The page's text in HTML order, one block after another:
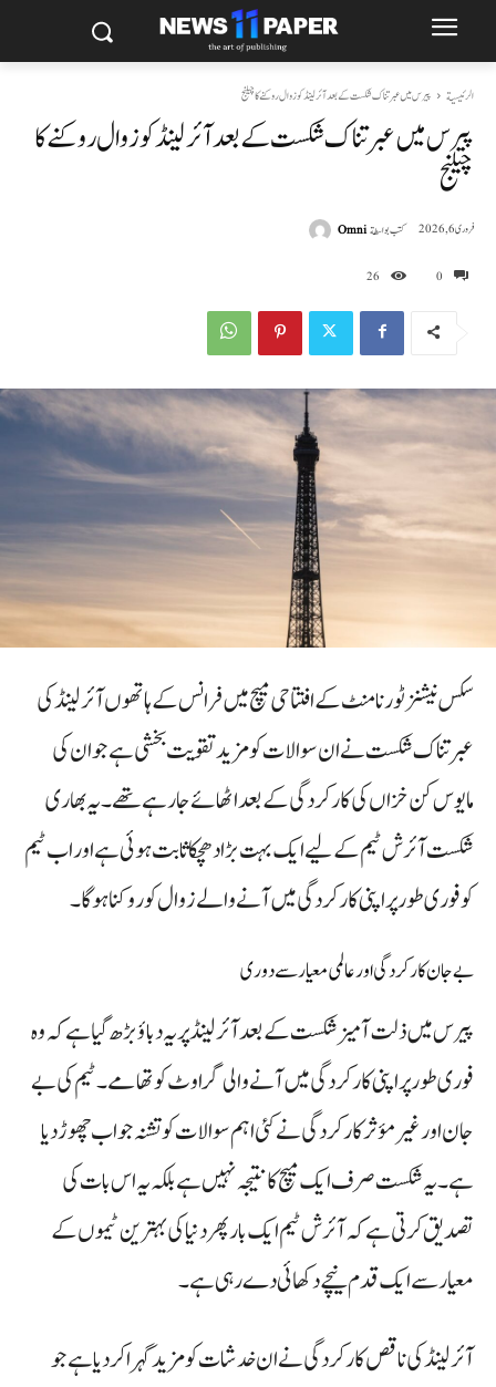
الرئيسية پیرس میں عبرتناک شکست کے بعد آئرلینڈ کو زوال روکنے کا چیلنج
پیرس میں عبرتناک شکست کے بعد آئرلینڈ کو زوال روکنے کا
چیلنج
0
26
فروری 6, 2026 كتب بواسطةOmni
سکس نیشنز ٹورنامنٹ کے افتتاحی میچ میں فرانس کے ہاتھوں آئرلینڈ کی
عبرتناک شکست نے ان سوالات کو مزید تقویت بخشی ہے جو ان کی
مایوس کن خزاں کی کارکردگی کے بعد اٹھائے جا رہے تھے۔ یہ بھاری
شکست آئرش ٹیم کے لیے ایک بہت بڑا دھچکا ثابت ہوئی ہے اور اب ٹیم
کو فوری طور پر اپنی کارکردگی میں آنے والے زوال کو روکنا ہوگا۔
بے جان کارکردگی اور عالمی معیار سے دوری
پیرس میں ذلت آمیز شکست کے بعد آئرلینڈ پر یہ دباؤ بڑھ گیا ہے کہ وہ
فوری طور پر اپنی کارکردگی میں آنے والی گراوٹ کو تھامے۔ ٹیم کی بے
جان اور غیر مؤثر کارکردگی نے کئی اہم سوالات کو تشنہ جواب چھوڑ دیا
ہے۔ یہ شکست صرف ایک میچ کا نتیجہ نہیں ہے بلکہ یہ اس بات کی
تصدیق کرتی ہے کہ آئرش ٹیم ایک بار پھر دنیا کی بہترین ٹیموں کے
معیار سے ایک قدم نیچے دکھائی دے رہی ہے۔
آئرلینڈ کی ناقص کارکردگی نے ان خدشات کو مزید گہرا کر دیا ہے جو